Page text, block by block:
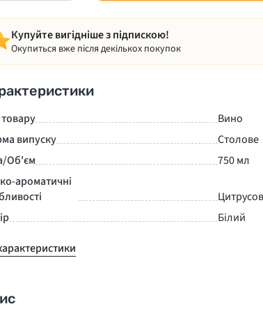
Купуйте вигідніше з підпискою!
Окупиться вже після декількох покупок
Вино
випуску
Столове
Об'єм
750 мл
ароматичні
Білий